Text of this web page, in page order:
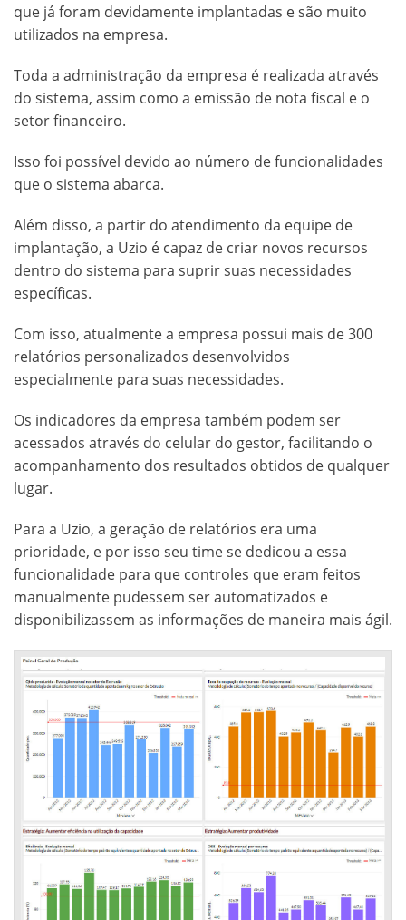
que já foram devidamente implantadas e são muito
utilizados na empresa.
Toda a administração da empresa é realizada através
do sistema, assim como a emissão de nota fiscal e o
setor financeiro.
Isso foi possível devido ao número de funcionalidades
que o sistema abarca.
Além disso, a partir do atendimento da equipe de
implantação, a Uzio é capaz de criar novos recursos
dentro do sistema para suprir suas necessidades
específicas.
Com isso, atualmente a empresa possui mais de 300
relatórios personalizados desenvolvidos
especialmente para suas necessidades.
Os indicadores da empresa também podem ser
acessados através do celular do gestor, facilitando o
acompanhamento dos resultados obtidos de qualquer
lugar.
Para a Uzio, a geração de relatórios era uma
prioridade, e por isso seu time se dedicou a essa
funcionalidade para que controles que eram feitos
manualmente pudessem ser automatizados e
disponibilizassem as informações de maneira mais ágil.